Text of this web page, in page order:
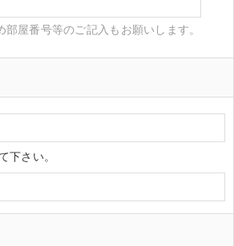
屋番号等のご記入もお願いします。
下さい。